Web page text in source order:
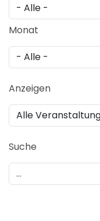
Monat
Anzeigen
Suche